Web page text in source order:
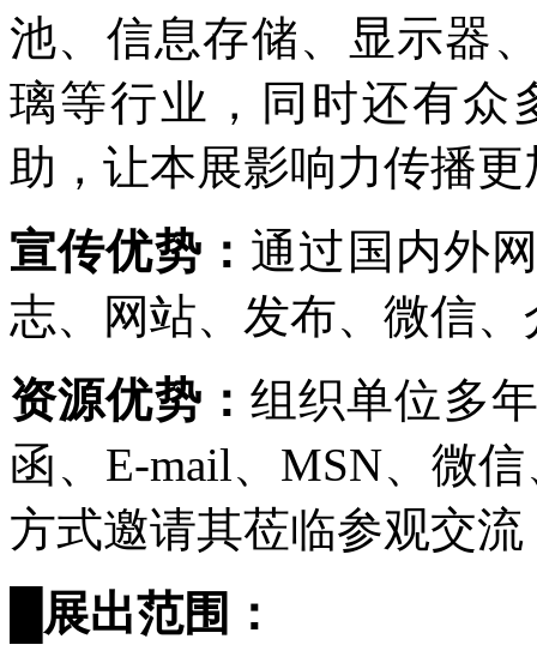
池、信息存储、显示器
璃等行业，同时还有众
助，让本展影响力传播
宣传优势： 通过国内外
志、网站、发布、微信
资源优势： 组织单位多
函、E-mail、MSN、微
方式邀请其莅临参观交流
展出范围：